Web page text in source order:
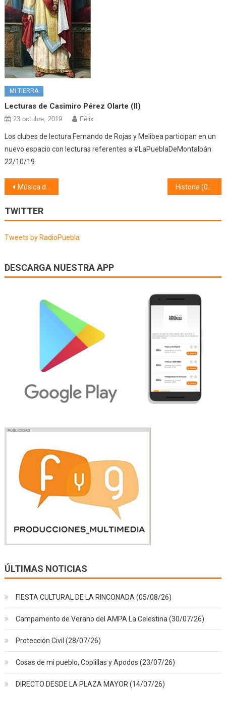
MI TIERRA
Lecturas de Casimiro Pérez Olarte (II)
23 octubre, 2019 Félix
Los clubes de lectura Fernando de Rojas y Melibea participan en un
nuevo espacio con lecturas referentes a #LaPueblaDeMontalbán
22/10/19
Navegación
de
entradas
Música de cine (31/01/19)
TWITTER
Tweets by RadioPuebla
DESCARGA NUESTRA APP
ÚLTIMAS NOTICIAS
FIESTA CULTURAL DE LA RINCONADA (05/08/26)
Campamento de Verano del AMPA La Celestina (30/07/26)
Protección Civil (28/07/26)
Cosas de mi pueblo, Coplillas y Apodos (23/07/26)
DIRECTO DESDE LA PLAZA MAYOR (14/07/26)